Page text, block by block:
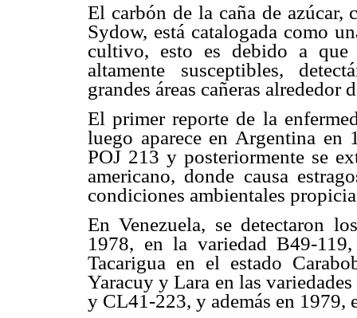
El carbón de la caña de azúcar,
Sydow, está catalogada como
cultivo, esto es debido a que
altamente susceptibles,
grandes áreas cañeras alrededor
El primer reporte de la
luego aparece en Argentina en
POJ 213 y posteriormente se
americano, donde causa
condiciones ambientales
En Venezuela, se detectaron
1978, en la variedad B49-
Tacarigua en el estado
Yaracuy y Lara en las
y CL41-223, y además en 1979,